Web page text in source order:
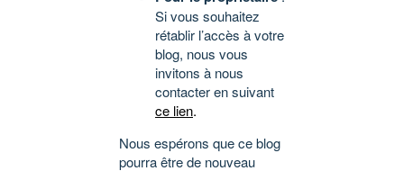
Si vous souhaitez
rétablir l’accès à votre
blog, nous vous
invitons à nous
contacter en suivant
ce lien.
Nous espérons que ce blog
pourra être de nouveau